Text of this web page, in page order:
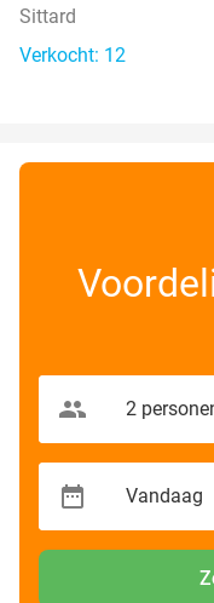
Sittard
Verkocht: 12